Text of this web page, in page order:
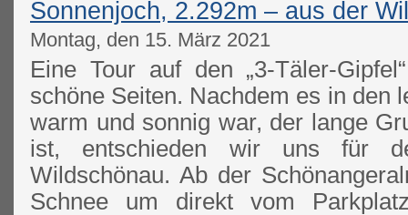
Sonnenjoch, 2.292m – aus der
Montag, den 15. März 2021
Eine Tour auf den „3-Täler-
schöne Seiten. Nachdem es in den
warm und sonnig war, der lange
ist, entschieden wir uns für
Wildschönau. Ab der
Schnee um direkt vom